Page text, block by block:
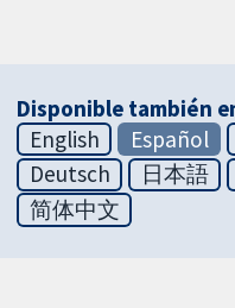
Disponible también
English
Español
Deutsch
日本語
简体中文